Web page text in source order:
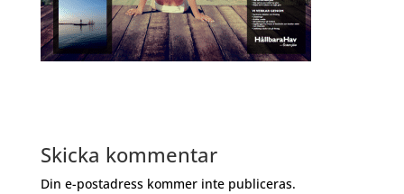
Skicka kommentar
Din e-postadress kommer inte publiceras.